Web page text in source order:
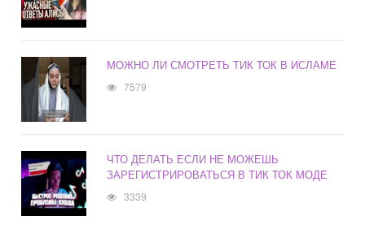
МОЖНО ЛИ СМОТРЕТЬ ТИК ТОК В ИСЛАМЕ
7579
ЧТО ДЕЛАТЬ ЕСЛИ НЕ МОЖЕШЬ
ЗАРЕГИСТРИРОВАТЬСЯ В ТИК ТОК МОДЕ
3339